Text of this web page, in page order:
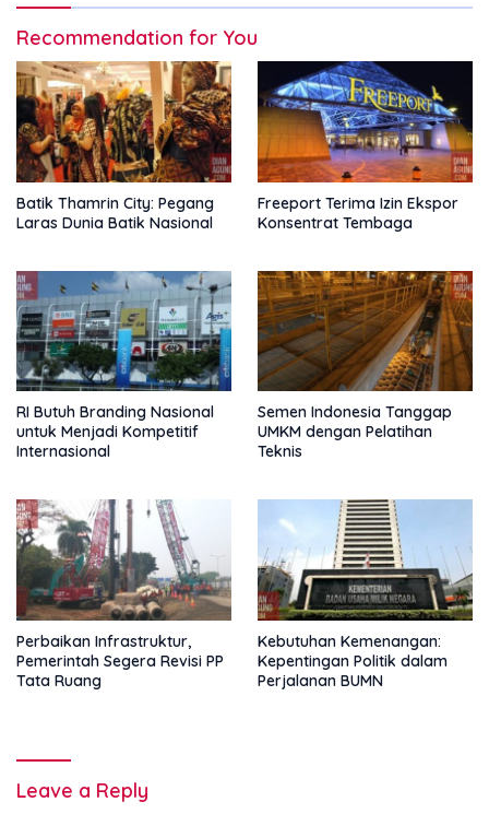
Recommendation for You
Batik Thamrin City: Pegang
Laras Dunia Batik Nasional
Freeport Terima Izin Ekspor
Konsentrat Tembaga
RI Butuh Branding Nasional
untuk Menjadi Kompetitif
Internasional
Semen Indonesia Tanggap
UMKM dengan Pelatihan
Teknis
Perbaikan Infrastruktur,
Pemerintah Segera Revisi PP
Tata Ruang
Kebutuhan Kemenangan:
Kepentingan Politik dalam
Perjalanan BUMN
Leave a Reply